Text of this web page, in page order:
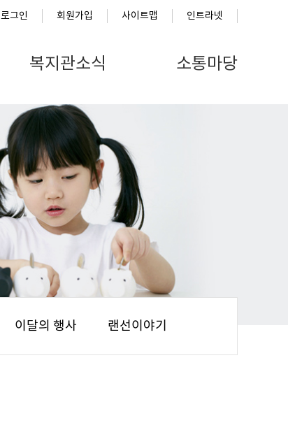
로그인 회원가입 사이트맵 인트라넷
복지관소식 소통마당
이달의 행사 랜선이야기